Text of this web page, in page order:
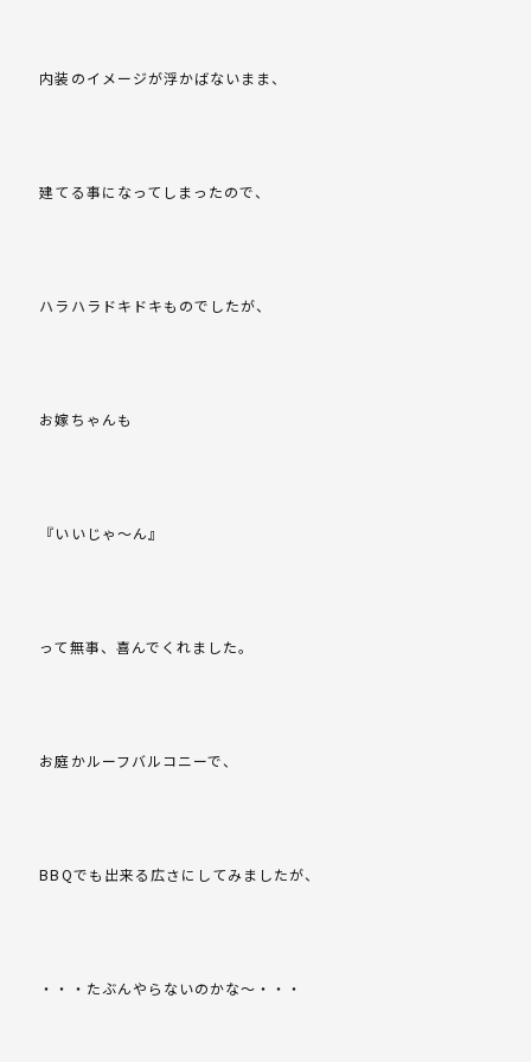
内装のイメージが浮かばないまま、
建てる事になってしまったので、
ハラハラドキドキものでしたが、
お嫁ちゃんも
『いいじゃ～ん』
って無事、喜んでくれました。
お庭かルーフバルコニーで、
BBQでも出来る広さにしてみましたが、
・・・たぶんやらないのかな～・・・